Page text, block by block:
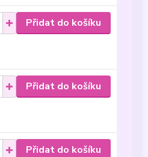
Přidat do košíku
Přidat do košíku
Přidat do košíku